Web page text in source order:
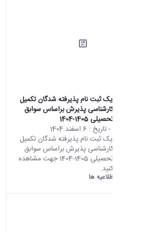
اطلاعیه شماره یک ثبت نام پذیرفته شدگان تکمیل
ظرفیت مقطع کارشناسی پذیرش براساس سوابق
تحصیلی سال تحصیلی 1405-1404
- تاریخ : 6 اسفند 1404
اطلاعیه شماره یک ثبت نام پذیرفته شدگان تکمیل
ظرفیت مقطع کارشناسی پذیرش براساس سوابق
تحصیلی سال تحصیلی 1405-1404 جهت مشاهده
اطلاعیه کلیک کنید.
اطلاعیه ها